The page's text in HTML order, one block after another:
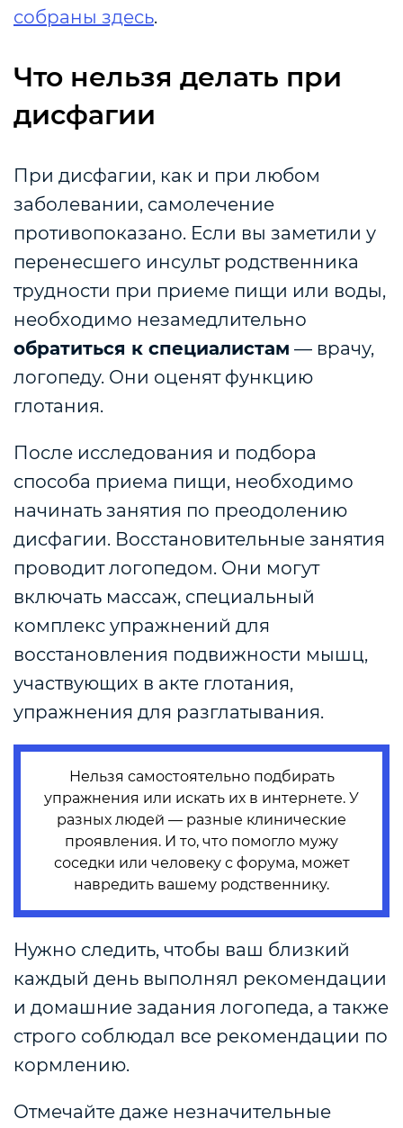
собраны здесь.
Что нельзя делать при
дисфагии
При дисфагии, как и при любом
заболевании, самолечение
противопоказано. Если вы заметили у
перенесшего инсульт родственника
трудности при приеме пищи или воды,
необходимо незамедлительно
обратиться к специалистам — врачу,
логопеду. Они оценят функцию
глотания.
После исследования и подбора
способа приема пищи, необходимо
начинать занятия по преодолению
дисфагии. Восстановительные занятия
проводит логопедом. Они могут
включать массаж, специальный
комплекс упражнений для
восстановления подвижности мышц,
участвующих в акте глотания,
упражнения для разглатывания.
Нельзя самостоятельно подбирать
упражнения или искать их в интернете. У
разных людей — разные клинические
проявления. И то, что помогло мужу
соседки или человеку с форума, может
навредить вашему родственнику.
Нужно следить, чтобы ваш близкий
каждый день выполнял рекомендации
и домашние задания логопеда, а также
строго соблюдал все рекомендации по
кормлению.
Отмечайте даже незначительные